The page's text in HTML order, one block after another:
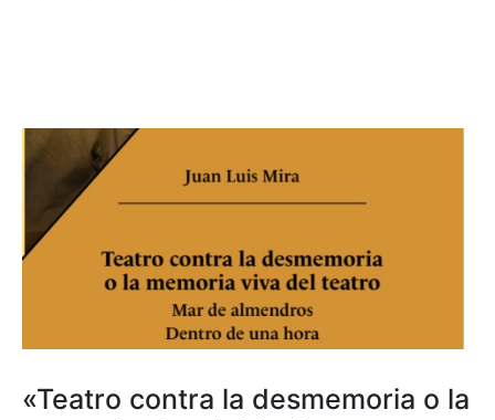
«Teatro contra la desmemoria o la